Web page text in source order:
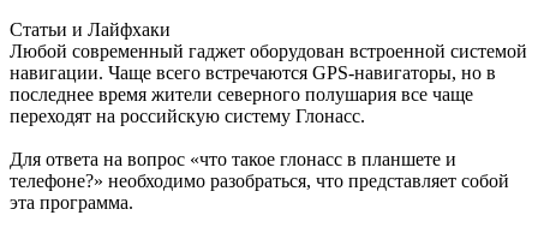
Статьи и Лайфхаки
Любой современный гаджет оборудован встроенной системой
навигации. Чаще всего встречаются GPS-навигаторы, но в
последнее время жители северного полушария все чаще
переходят на российскую систему Глонасс.
Для ответа на вопрос «что такое глонасс в планшете и
телефоне?» необходимо разобраться, что представляет собой
эта программа.